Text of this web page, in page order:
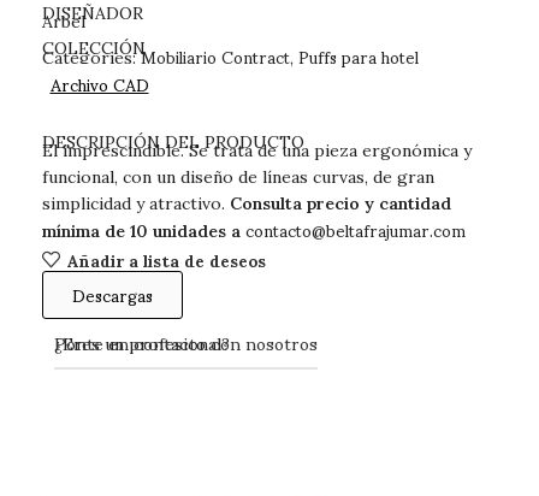
DESCRIPCIÓN DEL PRODUCTO
El imprescindible. Se trata de una pieza ergonómica y
funcional, con un diseño de líneas curvas, de gran
simplicidad y atractivo. Consulta precio y cantidad
mínima de 10 unidades a contacto@beltafrajumar.com
Añadir a lista de deseos
Descargas
¿Eres un profesional?
Ponte en contacto con nosotros
DISEÑADOR
Arbel
COLECCIÓN
Categories:Mobiliario Contract, Puffs para hotel
DESCARGAS
Archivo CAD